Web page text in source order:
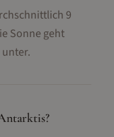
9
Sonne geht
unter.